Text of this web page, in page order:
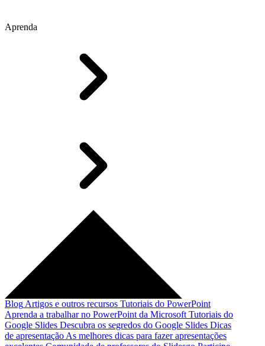
Aprenda
Blog Artigos e outros recursos Tutoriais do PowerPoint
Aprenda a trabalhar no PowerPoint da Microsoft Tutoriais do
Google Slides Descubra os segredos do Google Slides Dicas
de apresentação As melhores dicas para fazer apresentações